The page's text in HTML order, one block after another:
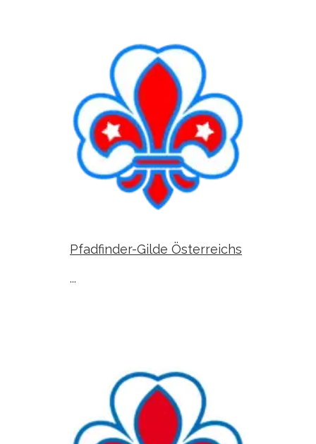
Pfadfinder-Gilde Österreichs
...